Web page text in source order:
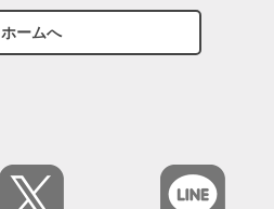
ホームへ